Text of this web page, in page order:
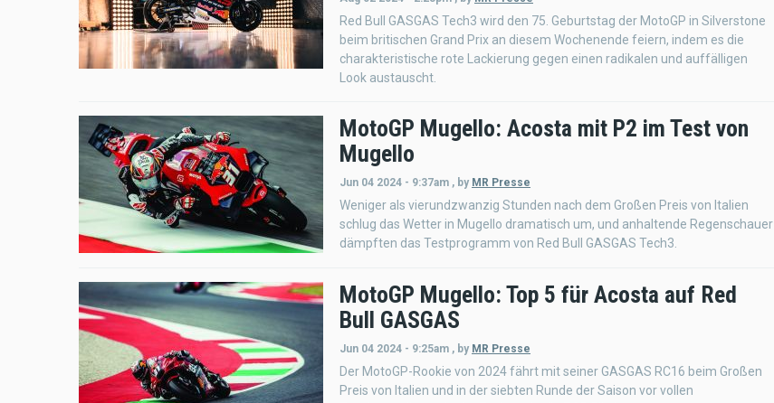
Red Bull GASGAS Tech3 wird den 75. Geburtstag der MotoGP in Silverstone
beim britischen Grand Prix an diesem Wochenende feiern, indem es die
charakteristische rote Lackierung gegen einen radikalen und auffälligen
Look austauscht.
MotoGP Mugello: Acosta mit P2 im Test von
Mugello
Jun 04 2024 - 9:37am , by MR Presse
Weniger als vierundzwanzig Stunden nach dem Großen Preis von Italien
schlug das Wetter in Mugello dramatisch um, und anhaltende Regenschauer
dämpften das Testprogramm von Red Bull GASGAS Tech3.
MotoGP Mugello: Top 5 für Acosta auf Red
Bull GASGAS
Jun 04 2024 - 9:25am , by MR Presse
Der MotoGP-Rookie von 2024 fährt mit seiner GASGAS RC16 beim Großen
Preis von Italien und in der siebten Runde der Saison vor vollen